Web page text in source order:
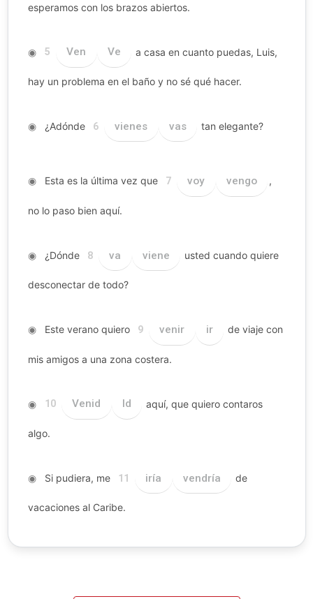
esperamos con los brazos abiertos.
◉ 5 Ven Ve a casa en cuanto puedas, Luis,
hay un problema en el baño y no sé qué hacer.
◉¿Adónde 6 vienes vas tan elegante?
◉Esta es la última vez que 7 voy vengo ,
no lo paso bien aquí.
◉¿Dónde 8 va viene usted cuando quiere
desconectar de todo?
◉Este verano quiero 9 venir ir de viaje con
mis amigos a una zona costera.
◉ 10 Venid Id aquí, que quiero contaros
algo.
◉Si pudiera, me 11 iría vendría de
vacaciones al Caribe.